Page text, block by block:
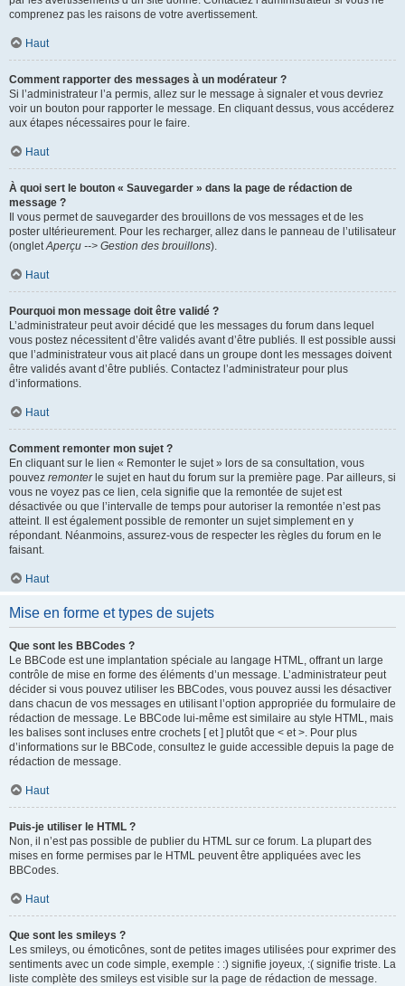
comprenez pas les raisons de votre avertissement.
Haut
Comment rapporter des messages à un modérateur ?
Si l’administrateur l’a permis, allez sur le message à signaler et vous devriez
voir un bouton pour rapporter le message. En cliquant dessus, vous accéderez
aux étapes nécessaires pour le faire.
Haut
À quoi sert le bouton « Sauvegarder » dans la page de rédaction de
message ?
Il vous permet de sauvegarder des brouillons de vos messages et de les
poster ultérieurement. Pour les recharger, allez dans le panneau de l’utilisateur
(ongletAperçu --> Gestion des brouillons).
Haut
Pourquoi mon message doit être validé ?
L’administrateur peut avoir décidé que les messages du forum dans lequel
vous postez nécessitent d’être validés avant d’être publiés. Il est possible aussi
que l’administrateur vous ait placé dans un groupe dont les messages doivent
être validés avant d’être publiés. Contactez l’administrateur pour plus
d’informations.
Haut
Comment remonter mon sujet ?
En cliquant sur le lien « Remonter le sujet » lors de sa consultation, vous
pouvez remonterle sujet en haut du forum sur la première page. Par ailleurs, si
vous ne voyez pas ce lien, cela signifie que la remontée de sujet est
désactivée ou que l’intervalle de temps pour autoriser la remontée n’est pas
atteint. Il est également possible de remonter un sujet simplement en y
répondant. Néanmoins, assurez-vous de respecter les règles du forum en le
faisant.
Haut
Mise en forme et types de sujets
Que sont les BBCodes ?
Le BBCode est une implantation spéciale au langage HTML, offrant un large
contrôle de mise en forme des éléments d’un message. L’administrateur peut
décider si vous pouvez utiliser les BBCodes, vous pouvez aussi les désactiver
dans chacun de vos messages en utilisant l’option appropriée du formulaire de
rédaction de message. Le BBCode lui-même est similaire au style HTML, mais
les balises sont incluses entre crochets [ et ] plutôt que < et >. Pour plus
d’informations sur le BBCode, consultez le guide accessible depuis la page de
rédaction de message.
Haut
Puis-je utiliser le HTML ?
Non, il n’est pas possible de publier du HTML sur ce forum. La plupart des
mises en forme permises par le HTML peuvent être appliquées avec les
BBCodes.
Haut
Que sont les smileys ?
Les smileys, ou émoticônes, sont de petites images utilisées pour exprimer des
sentiments avec un code simple, exemple : :) signifie joyeux, :( signifie triste. La
liste complète des smileys est visible sur la page de rédaction de message.